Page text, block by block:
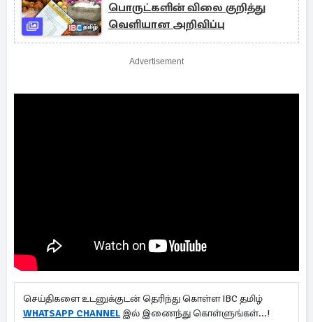
பொருட்களின் விலை குறித்து
வெளியான அறிவிப்பு
Advertisement
செய்திகளை உடனுக்குடன் தெரிந்து கொள்ள IBC தமிழ்
WHATSAPP CHANNEL இல் இணைந்து கொள்ளுங்கள்...!